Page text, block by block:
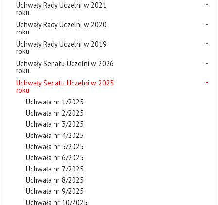
Uchwały Rady Uczelni w 2021
roku
Uchwały Rady Uczelni w 2020
roku
Uchwały Rady Uczelni w 2019
roku
Uchwały Senatu Uczelni w 2026
roku
Uchwały Senatu Uczelni w 2025
roku
Uchwała nr 1/2025
Uchwała nr 2/2025
Uchwała nr 3/2025
Uchwała nr 4/2025
Uchwała nr 5/2025
Uchwała nr 6/2025
Uchwała nr 7/2025
Uchwała nr 8/2025
Uchwała nr 9/2025
Uchwała nr 10/2025